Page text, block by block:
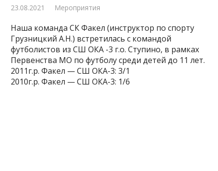
23.08.2021 Мероприятия
Наша команда СК Факел (инструктор по спорту
Грузницкий А.Н.) встретилась с командой
футболистов из СШ ОКА -3 г.о. Ступино, в рамках
Первенства МО по футболу среди детей до 11 лет.
2011г.р. Факел — СШ ОКА-3: 3/1
2010г.р. Факел — СШ ОКА-3: 1/6